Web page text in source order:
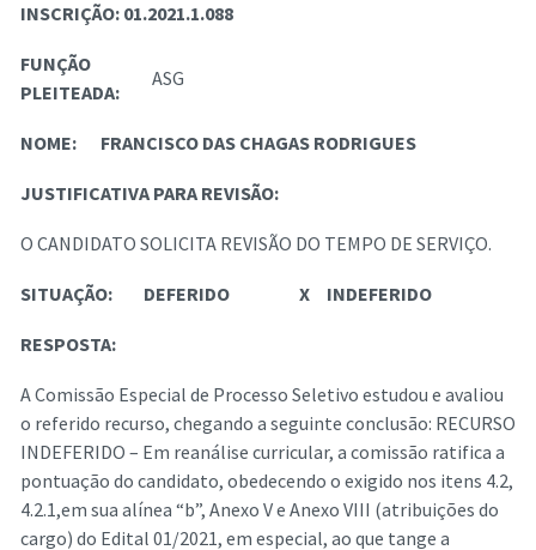
INSCRIÇÃO: 01.2021.1.088
FUNÇÃO
PLEITEADA:
ASG
NOME: FRANCISCO DAS CHAGAS RODRIGUES
JUSTIFICATIVA PARA REVISÃO:
O CANDIDATO SOLICITA REVISÃO DO TEMPO DE SERVIÇO.
SITUAÇÃO: DEFERIDO X INDEFERIDO
RESPOSTA:
A Comissão Especial de Processo Seletivo estudou e avaliou
o referido recurso, chegando a seguinte conclusão: RECURSO
INDEFERIDO – Em reanálise curricular, a comissão ratifica a
pontuação do candidato, obedecendo o exigido nos itens 4.2,
4.2.1,em sua alínea “b”, Anexo V e Anexo VIII (atribuições do
cargo) do Edital 01/2021, em especial, ao que tange a